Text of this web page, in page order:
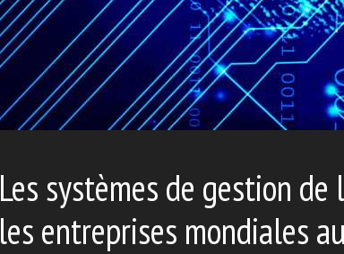
Les systèmes de gestion de
les entreprises mondiales